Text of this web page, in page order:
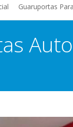
Guaruportas